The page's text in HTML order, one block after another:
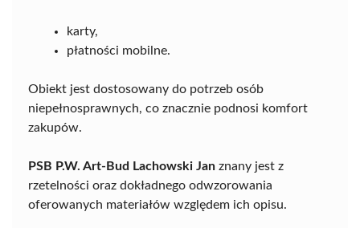
karty,
płatności mobilne.
Obiekt jest dostosowany do potrzeb osób
niepełnosprawnych, co znacznie podnosi komfort
zakupów.
PSB P.W. Art-Bud Lachowski Jan znany jest z
rzetelności oraz dokładnego odwzorowania
oferowanych materiałów względem ich opisu.